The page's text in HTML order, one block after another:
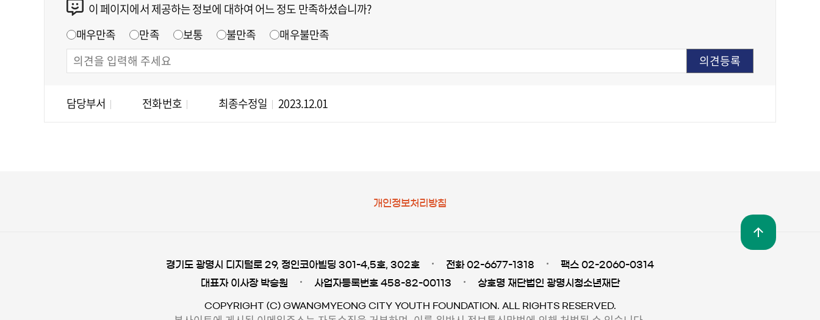
이 페이지에서 제공하는 정보에 대하여 어느 정도 만족하셨습니까?
매우만족
만족 보통 불만족 매우불만족
담당부서 전화번호 최종수정일 2023.12.01
개인정보처리방침
경기도 광명시 디지털로 29, 정인코아빌딩 301-4,5호, 302호 전화 02-6677-1318
팩스 02-2060-0314
대표자 이사장 박승원
사업자등록번호 458-82-00113 상호명 재단법인 광명시청소년재단
COPYRIGHT (C) GWANGMYEONG CITY YOUTH FOUNDATION. ALL RIGHTS RESERVED.